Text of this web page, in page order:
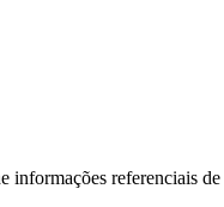
referenciais